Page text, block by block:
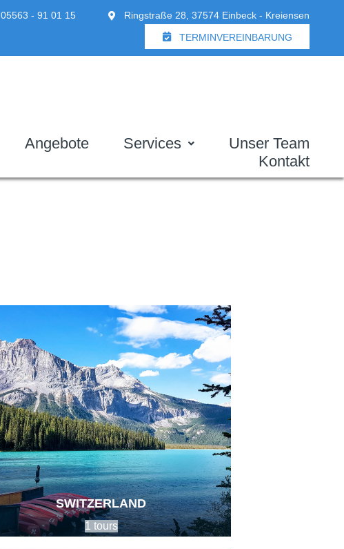
05563 - 91 01 15
Ringstraße 28, 37574 Einbeck - Kreiensen
TERMINVEREINBARUNG
Angebote Services
Unser Team
Kontakt
SWITZERLAND
1 tours